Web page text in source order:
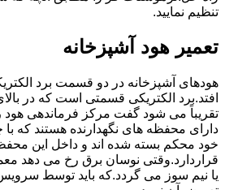
تنظیم نمایید.
تعمیر هود آشپزخانه
هودهای آشپزخانه در دو قسمت برد
افتد.برد الکتریکی قسمتی است که در
تقریباً می شود گفت مرکز فرماندهی هود
دارای محفظه های نگهدارنده هستند که با
خود محکم بسته شده اند و داخل این
قراردارد.وقتی نوسان برق رخ می دهد
یا نیم سوز می گردد.که باید توسط